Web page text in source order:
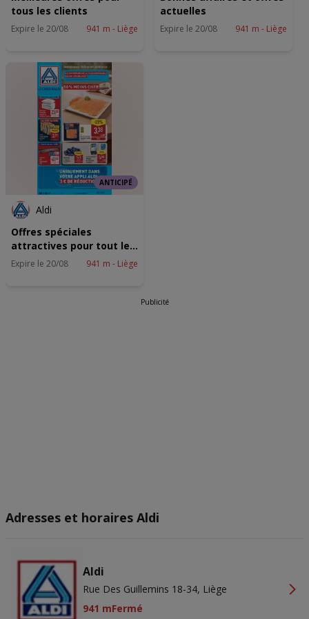
tous les clients
Expire le 20/08 941 m - Liège
actuelles
Expire le 20/08 941 m - Liège
ANTICIPÉ
Aldi
Offres spéciales
attractives pour tout le
monde
Expire le 20/08 941 m - Liège
Publicité
Adresses et horaires Aldi
Aldi
Rue Des Guillemins 18-34, Liège
941 mFermé
actief scannen ter identificatie. Informatie op een apparaat opslaan
en/of openen. Gepersonaliseerde advertenties en content,
advertentie- en contentmetingen, doelgroepenonderzoek en